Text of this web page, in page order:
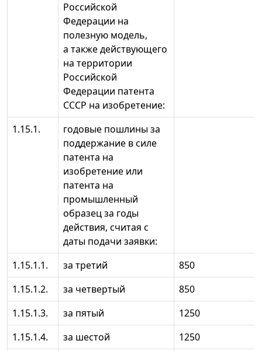
Российской
Федерации на
полезную модель,
а также действующего
на территории
Российской
Федерации патента
СССР на изобретение:
1.15.1.
годовые пошлины за
поддержание в силе
патента на
изобретение или
патента на
промышленный
образец за годы
действия, считая с
даты подачи заявки:
1.15.1.1.
за третий
850
1.15.1.2.
за четвертый
850
1.15.1.3.
за пятый
1250
1.15.1.4.
за шестой 1250